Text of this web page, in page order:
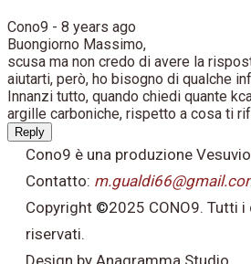
Cono9 - 8 years ago
Buongiorno Massimo,
scusa ma non credo di avere la
aiutarti, però, ho bisogno di qualche
Innanzi tutto, quando chiedi quante
argille carboniche, rispetto a cosa ti
Reply
Cono9 è una produzione
Contatto:
Copyright ©2025 CONO9. Tutti
riservati.